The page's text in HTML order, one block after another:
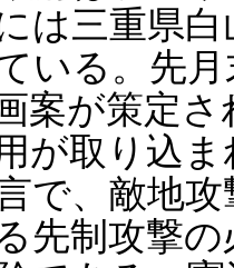
は三重県
いる。先
案が策定
が取り込
で、敵地
先制攻撃